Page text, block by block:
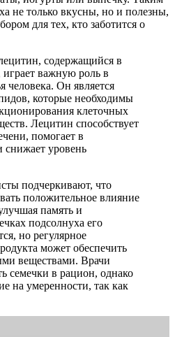
не только вкусны, но и полезны,
для тех, кто заботится о
содержащийся в
играет важную роль в
человека. Он является
которые необходимы
клеточных
Лецитин способствует
помогает в
уровень
подчеркивают, что
положительное влияние
память и
подсолнуха его
но регулярное
может обеспечить
веществами. Врачи
семечки в рацион, однако
на умеренности, так как